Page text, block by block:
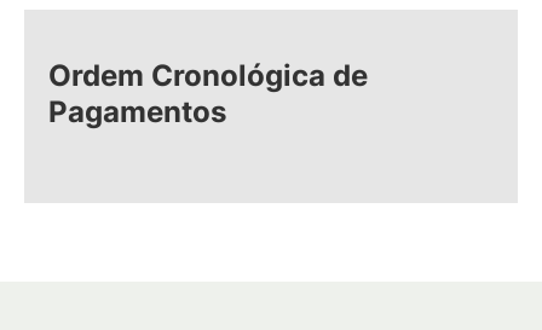
Ordem Cronológica de
Pagamentos